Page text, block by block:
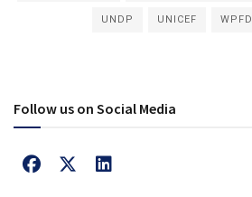
UNDP UNICEF WPFD
Follow us on Social Media